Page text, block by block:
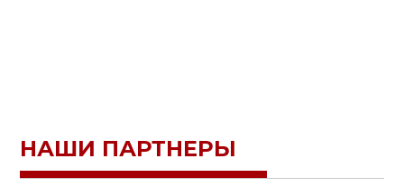
НАШИ ПАРТНЕРЫ